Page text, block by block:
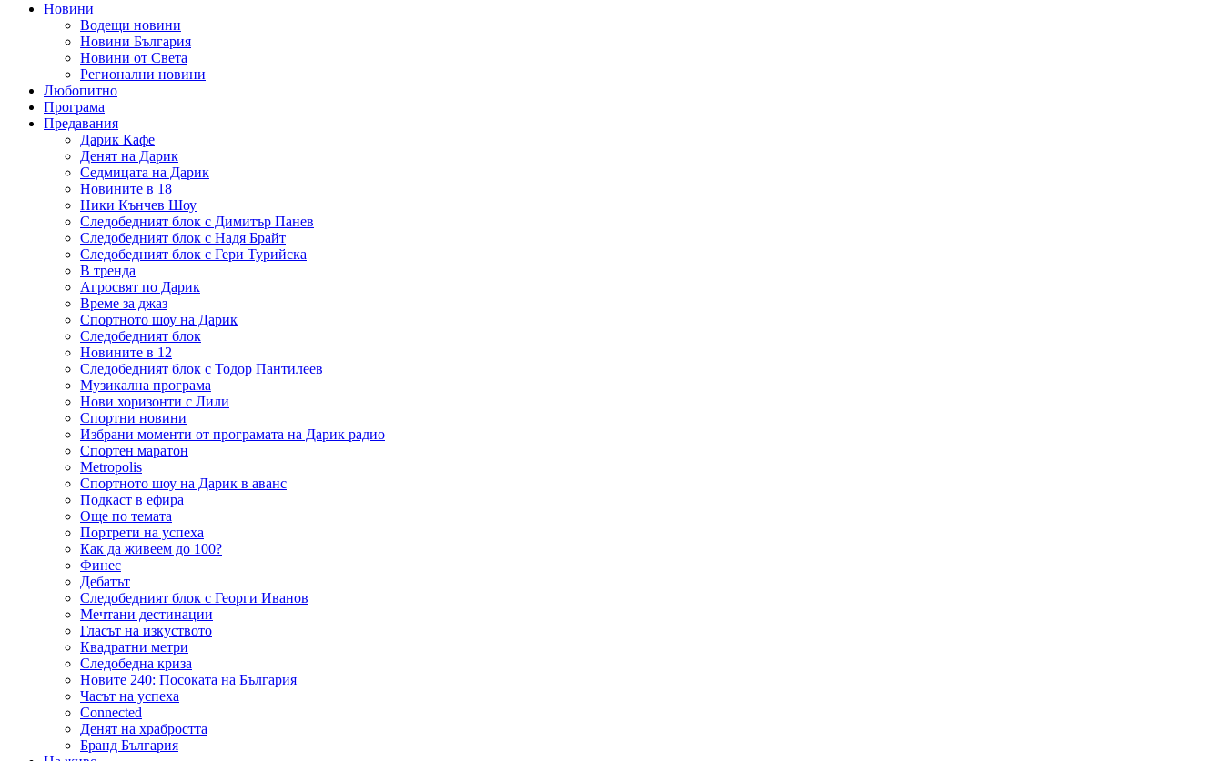
Новини
Водещи новини
Новини България
Новини от Света
Регионални новини
Любопитно
Програма
Предавания
Дарик Кафе
Денят на Дарик
Седмицата на Дарик
Новините в 18
Ники Кънчев Шоу
Следобедният блок с Димитър Панев
Следобедният блок с Надя Брайт
Следобедният блок с Гери Турийска
В тренда
Агросвят по Дарик
Време за джаз
Спортното шоу на Дарик
Следобедният блок
Новините в 12
Следобедният блок с Тодор Пантилеев
Музикална програма
Нови хоризонти с Лили
Спортни новини
Избрани моменти от програмата на Дарик радио
Спортен маратон
Metropolis
Спортното шоу на Дарик в аванс
Подкаст в ефира
Още по темата
Портрети на успеха
Как да живеем до 100?
Финес
Дебатът
Следобедният блок с Георги Иванов
Мечтани дестинации
Гласът на изкуството
Квадратни метри
Следобедна криза
Новите 240: Посоката на България
Часът на успеха
Connected
Денят на храбростта
Бранд България